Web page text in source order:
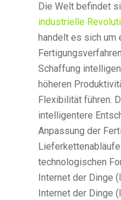
Die Welt befindet
industrielle
handelt es sich um
Schaffung
höheren
Flexibilität führen.
intelligentere
Anpassung der
technologischen
Internet der Dinge
Internet der Dinge